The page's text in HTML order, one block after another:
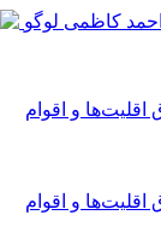
و اقوام
و اقوام